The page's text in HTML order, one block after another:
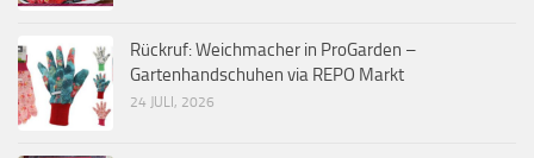
Rückruf: Weichmacher in ProGarden –
Gartenhandschuhen via REPO Markt
24 JULI, 2026